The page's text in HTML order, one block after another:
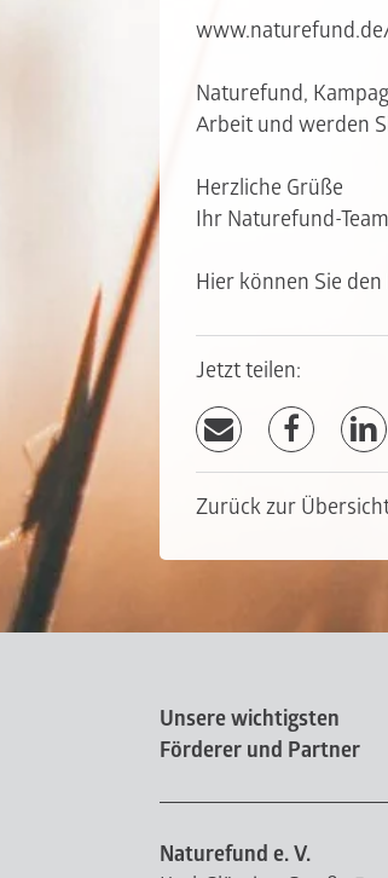
Naturefund,
Arbeit und werden
Herzliche Grüße
Ihr Naturefund-Team
Hier können Sie
Jetzt teilen:
Zurück zur
Unsere wichtigsten
Förderer und Partner
Naturefund e. V.